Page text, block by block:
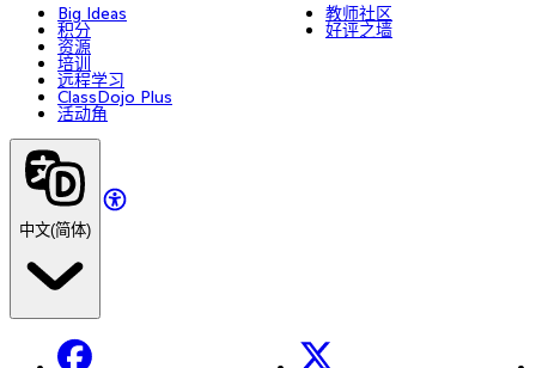
Big Ideas
积分
资源
培训
远程学习
ClassDojo Plus
活动角
教师社区
好评之墙
中文(简体)
Facebook X